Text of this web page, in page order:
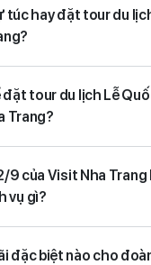
túc hay đặt tour du
tour du lịch Lễ
Trang?
9 của Visit Nha Trang
vụ gì?
đặc biệt nào cho